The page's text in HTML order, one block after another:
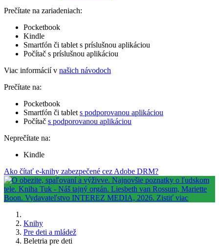
Prečítate na zariadeniach:
Pocketbook
Kindle
Smartfón či tablet s príslušnou aplikáciou
Počítač s príslušnou aplikáciou
Viac informácií v našich návodoch
Prečítate na:
Pocketbook
Smartfón či tablet s podporovanou aplikáciou
Počítač s podporovanou aplikáciou
Neprečítate na:
Kindle
Ako čítať e-knihy zabezpečené cez Adobe DRM?
Knihy
Pre deti a mládež
Beletria pre deti